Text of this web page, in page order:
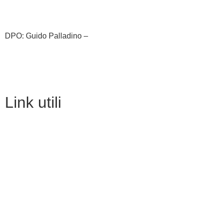
DPO: Guido Palladino –
link utili